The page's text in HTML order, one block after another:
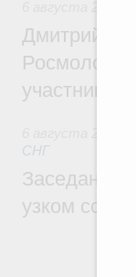
Дмитрий
участников
СНГ
Заседание
узком